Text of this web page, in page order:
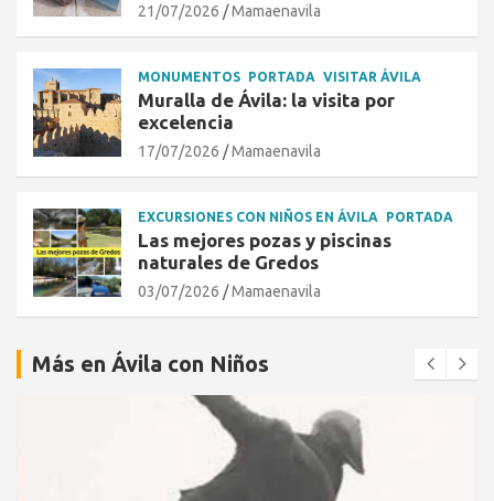
21/07/2026 Mamaenavila
MONUMENTOS PORTADA VISITAR ÁVILA
Muralla de Ávila: la visita por
excelencia
17/07/2026 Mamaenavila
EXCURSIONES CON NIÑOS EN ÁVILA PORTADA
Las mejores pozas y piscinas
naturales de Gredos
03/07/2026 Mamaenavila
Más en Ávila con Niños